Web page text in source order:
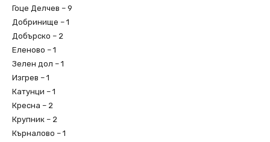
Гоце Делчев – 9
Добринище – 1
Добърско – 2
Еленово – 1
Зелен дол – 1
Изгрев – 1
Катунци – 1
Кресна – 2
Крупник – 2
Кърналово – 1